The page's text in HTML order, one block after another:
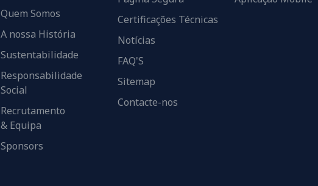
Quem Somos
A nossa História
Sustentabilidade
Responsabilidade
Social
Recrutamento
& Equipa
Sponsors
Certificações Técnicas
Notícias
FAQ'S
Sitemap
Contacte-nos